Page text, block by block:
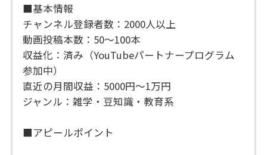
■基本情報
チャンネル登録者数：2000人以上
動画投稿本数：50〜100本
収益化：済み（YouTubeパートナープログラム
参加中）
直近の月間収益：5000円〜1万円
ジャンル：雑学・豆知識・教育系
■アピールポイント